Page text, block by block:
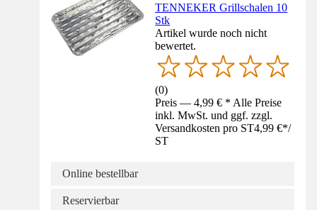
TENNEKER Grillschalen 10
Stk
Artikel wurde noch nicht
bewertet.
(0)
Preis — 4,99 € * Alle Preise
inkl. MwSt. und ggf. zzgl.
Versandkosten pro ST4,99 €*/
ST
Online bestellbar
Reservierbar